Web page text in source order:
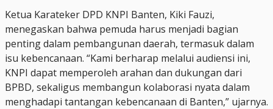
Ketua Karateker DPD KNPI Banten, Kiki Fauzi,
menegaskan bahwa pemuda harus menjadi bagian
penting dalam pembangunan daerah, termasuk dalam
isu kebencanaan. “Kami berharap melalui audiensi ini,
KNPI dapat memperoleh arahan dan dukungan dari
BPBD, sekaligus membangun kolaborasi nyata dalam
menghadapi tantangan kebencanaan di Banten,” ujarnya.